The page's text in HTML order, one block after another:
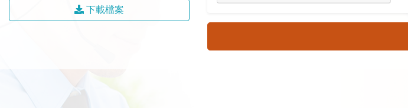
下載檔案